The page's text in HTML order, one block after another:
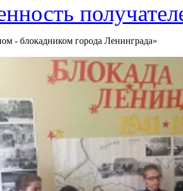
- блокадником города Ленинграда»